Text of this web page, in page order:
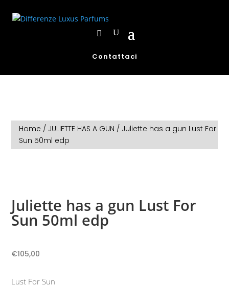
Contattaci
Home / JULIETTE HAS A GUN / Juliette has a gun Lust For
Sun 50ml edp
Juliette has a gun Lust For
Sun 50ml edp
€105,00
Lust For Sun